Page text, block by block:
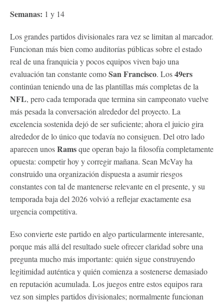
Semanas: 1 y 14
Los grandes partidos divisionales rara vez se limitan al marcador.
Funcionan más bien como auditorías públicas sobre el estado
real de una franquicia y pocos equipos viven bajo una
evaluación tan constante comoSan Francisco. Los49ers
continúan teniendo una de las plantillas más completas de la
NFL, pero cada temporada que termina sin campeonato vuelve
más pesada la conversación alrededor del proyecto. La
excelencia sostenida dejó de ser suficiente; ahora el juicio gira
alrededor de lo único que todavía no consiguen. Del otro lado
aparecen unosRamsque operan bajo la filosofía completamente
opuesta: competir hoy y corregir mañana. Sean McVay ha
construido una organización dispuesta a asumir riesgos
constantes con tal de mantenerse relevante en el presente, y su
temporada baja del 2026 volvió a reflejar exactamente esa
urgencia competitiva.
Eso convierte este partido en algo particularmente interesante,
porque más allá del resultado suele ofrecer claridad sobre una
pregunta mucho más importante: quién sigue construyendo
legitimidad auténtica y quién comienza a sostenerse demasiado
en reputación acumulada. Los juegos entre estos equipos rara
vez son simples partidos divisionales; normalmente funcionan